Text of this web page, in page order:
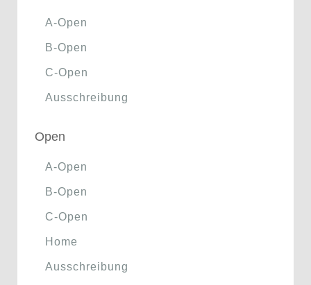
A-Open
B-Open
C-Open
Ausschreibung
Open
A-Open
B-Open
C-Open
Home
Ausschreibung